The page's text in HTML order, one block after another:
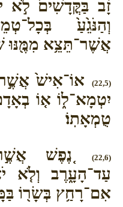
זָ֔ב בַּקֳּדָשִׁים֙ לֹ֣א
וְהַנֹּגֵ֙עַ֙
אֲשֶׁר־תֵּצֵ֥א מִמֶּ֖נּוּ
(22,5)
אוֹ־אִישׁ֙
יִטְמָא־ל֑וֹ א֤וֹ
טֻמְאָתֽוֹ׃
(22,6)
נֶ֚פֶשׁ אֲשֶׁ֣ר
עַד־הָעָ֑רֶב וְלֹ֤א
אִם־רָחַ֥ץ בְּשָׂר֖וֹ